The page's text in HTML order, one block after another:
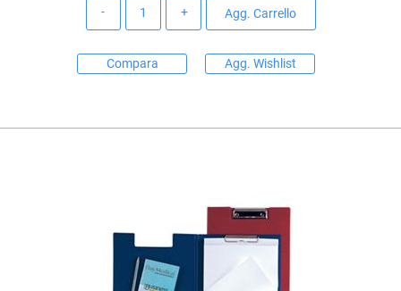
Agg. Carrello
Compara Agg. Wishlist